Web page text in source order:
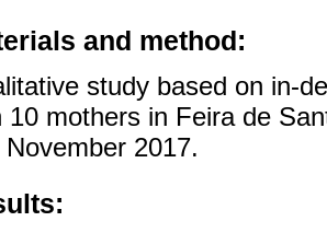
and method:
study based on in-
10 mothers in Feira de
November 2017.